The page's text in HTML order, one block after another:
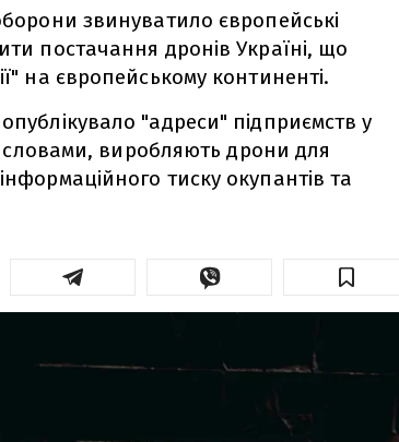
звинуватило європейські
постачання дронів Україні, що
на європейському континенті.
"адреси" підприємств у
словами, виробляють дрони для
тиску окупантів та